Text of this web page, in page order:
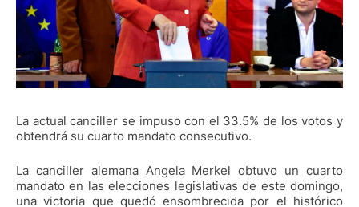
La actual canciller se impuso con el 33.5% de los votos y
obtendrá su cuarto mandato consecutivo.
La canciller alemana Angela Merkel obtuvo un cuarto
mandato en las elecciones legislativas de este domingo,
una victoria que quedó ensombrecida por el histórico